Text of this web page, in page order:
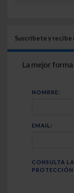
Suscríbete y recibe
La mejor
NOMBRE:
EMAIL:
CONSULTA